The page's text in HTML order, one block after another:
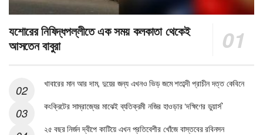
যশোরের নিষিদ্ধপল্লীতে এক সময় কলকাতা থেকেই
আসতেন বাবুরা
খাবারের মান আর দাম, দুয়ের জন্য এখনও ভিড় জমে শতাব্দী প্রাচীন দত্ত কেবিনে
কংক্রিটের সাম্রাজ্যের মাঝেই ব্যতিক্রমী নজির হাওড়ার ‘দক্ষিণের ডুয়ার্স’
২৫ বছর নির্জন দ্বীপে কাটিয়ে এখন প্রতিবেশীর খোঁজে বাস্তবের রবিনসন